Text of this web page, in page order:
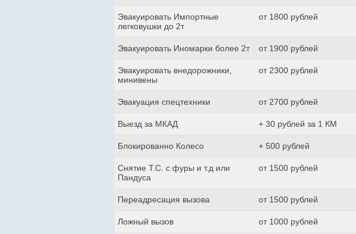
Эвакуировать Импортные
легковушки до 2т
от 1800 рублей
Эвакуировать Иномарки более 2т от 1900 рублей
Эвакуировать внедорожники,
минивены
от 2300 рублей
Эвакуация спецтехники от 2700 рублей
Выезд за МКАД + 30 рублей за 1 КМ
Блокированно Колесо + 500 рублей
Снятие Т.С. с фуры и т.д или
Пандуса
от 1500 рублей
Переадресация вызова от 1500 рублей
Ложный вызов от 1000 рублей